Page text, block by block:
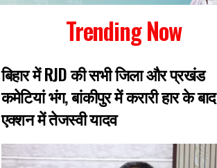
Trending Now
बिहार में RJD की सभी जिला और प्रखंड
कमेटियां भंग, बांकीपुर में करारी हार के बाद
एक्शन में तेजस्वी यादव